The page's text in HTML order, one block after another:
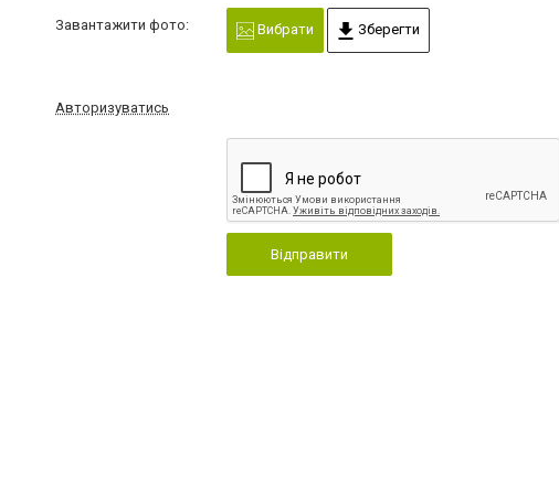
Завантажити фото: Вибрати Зберегти
Авторизуватись
Відправити